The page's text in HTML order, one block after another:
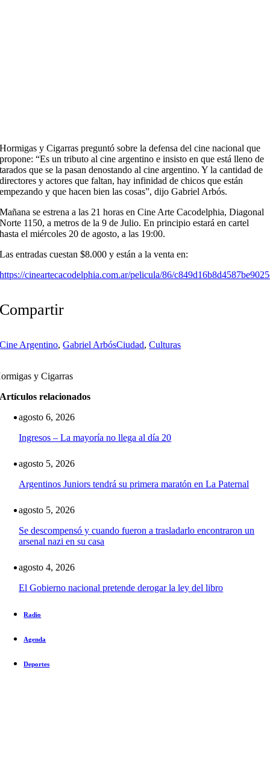
Hormigas y Cigarras preguntó sobre la defensa del cine nacional que
propone: “Es un tributo al cine argentino e insisto en que está lleno de
tarados que se la pasan denostando al cine argentino. Y la cantidad de
directores y actores que faltan, hay infinidad de chicos que están
empezando y que hacen bien las cosas”, dijo Gabriel Arbós.
Mañana se estrena a las 21 horas en Cine Arte Cacodelphia, Diagonal
Norte 1150, a metros de la 9 de Julio. En principio estará en cartel
hasta el miércoles 20 de agosto, a las 19:00.
Las entradas cuestan $8.000 y están a la venta en:
https://cineartecacodelphia.com.ar/pelicula/86/
Compartir
Cine Argentino,Gabriel ArbósCiudad,Culturas
y Cigarras
Artículos relacionados
agosto 6, 2026
Ingresos – La mayoría no llega al día 20
agosto 5, 2026
Argentinos Juniors tendrá su primera maratón en La Paternal
agosto 5, 2026
Se descompensó y cuando fueron a trasladarlo encontraron un
arsenal nazi en su casa
agosto 4, 2026
El Gobierno nacional pretende derogar la ley del libro
Radio
Agenda
Deportes